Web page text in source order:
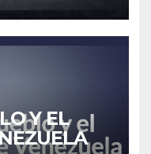
Y EL